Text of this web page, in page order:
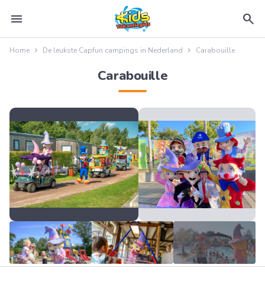
menu search
Home De leukste Capfun campings in Nederland Carabouille
Carabouille